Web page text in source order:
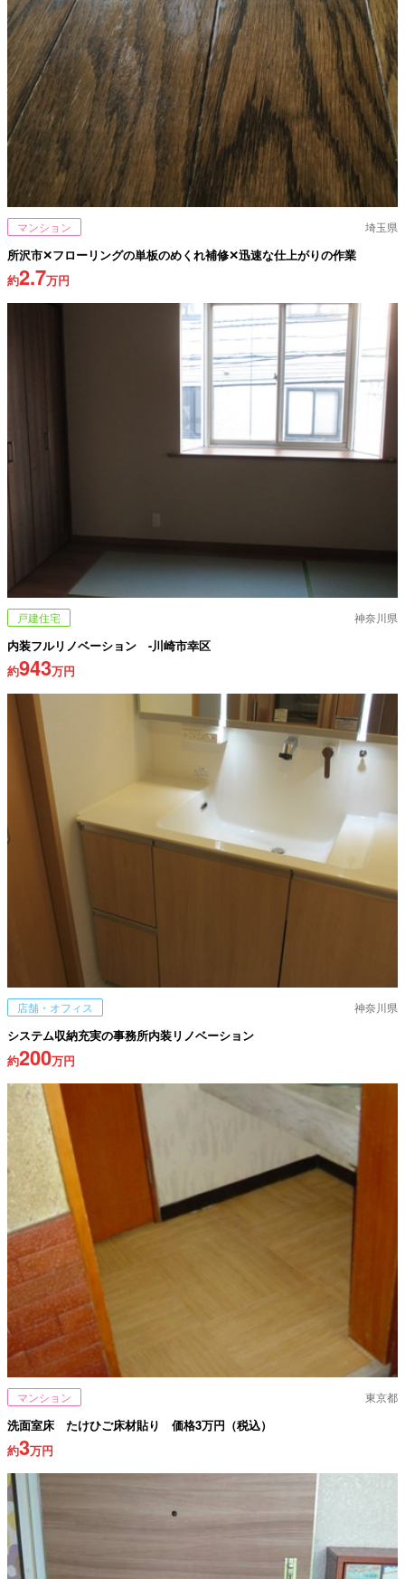
マンション 埼玉県
所沢市✕フローリングの単板のめくれ補修✕迅速な仕上がりの作業
約2.7万円
戸建住宅 神奈川県
内装フルリノベーション -川崎市幸区
約943万円
店舗・オフィス 神奈川県
システム収納充実の事務所内装リノベーション
約200万円
マンション 東京都
洗面室床 たけひご床材貼り 価格3万円（税込）
約3万円